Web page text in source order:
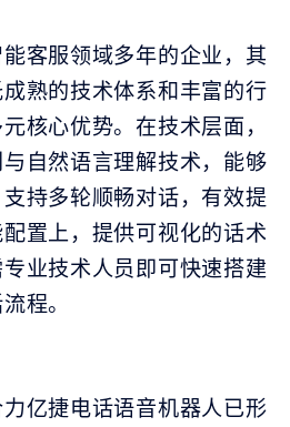
客服领域多年的企业，其
熟的技术体系和丰富的行
核心优势。在技术层面，
自然语言理解技术，能够
持多轮顺畅对话，有效提
置上，提供可视化的话术
业技术人员即可快速搭建
程。
亿捷电话语音机器人已形